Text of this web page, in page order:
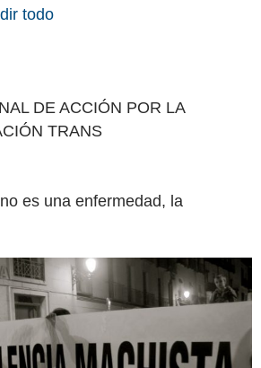
todo
DE ACCIÓN POR LA
TRANS
es una enfermedad, la